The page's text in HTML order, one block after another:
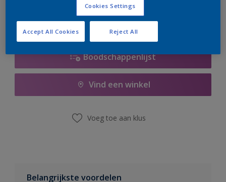
Boodschappenlijst
Vind een winkel
Voeg toe aan klus
Belangrijkste voordelen
Cookies Settings
Reject All
Accept All Cookies